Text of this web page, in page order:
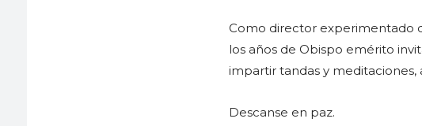
Como director experimentado
los años de Obispo emérito
impartir tandas y meditaciones,
Descanse en paz.